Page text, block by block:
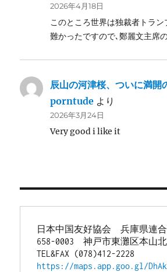
2026年4月18日
このところ世界は独裁者トラン
難かったですので､鄭麗文主席
辰山の河津桜、ついに満開
porntude より
2026年3月24日
Very good i like it
日本中国友好協会　兵庫県連
658-0003　神戸市東灘区本山
TEL&FAX (078)412-2228
https://maps.app.goo.gl/